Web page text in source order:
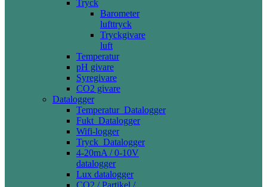
Tryck
Barometer
lufttryck
Tryckgivare
luft
Temperatur
pH givare
Syregivare
CO2 givare
Datalogger
Temperatur_Datalogger
Fukt_Datalogger
Wifi-logger
Tryck_Datalogger
4-20mA / 0-10V
datalogger
Lux datalogger
CO2 / Partikel /